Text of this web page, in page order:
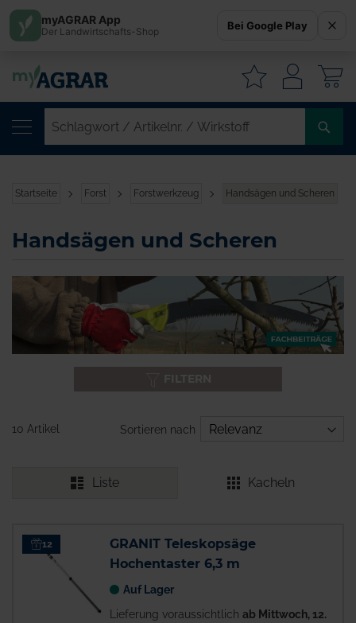
/
Startseite Forst Forstwerkzeug Handsägen und Scheren
Handsägen und Scheren
10 Artikel Sortieren nach
Liste Kacheln
12
GRANIT Teleskopsäge
Hochentaster 6,3 m
Auf Lager
Lieferung voraussichtlich ab Mittwoch, 12.
myAGRAR App
Der Landwirtschafts-Shop Bei Google Play